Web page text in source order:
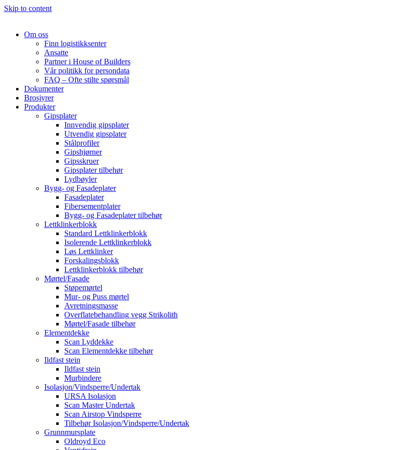
Skip to content
Om oss
Finn logistikksenter
Ansatte
Partner i House of Builders
Vår politikk for persondata
FAQ – Ofte stilte spørsmål
Dokumenter
Brosjyrer
Produkter
Gipsplater
Innvendig gipsplater
Utvendig gipsplater
Stålprofiler
Gipshjørner
Gipsskruer
Gipsplater tilbehør
Lydbøyler
Bygg- og Fasadeplater
Fasadeplater
Fibersementplater
Bygg- og Fasadeplater tilbehør
Lettklinkerblokk
Standard Lettklinkerblokk
Isolerende Lettklinkerblokk
Løs Lettklinker
Forskalingsblokk
Lettklinkerblokk tilbehør
Mørtel/Fasade
Støpemørtel
Mur- og Puss mørtel
Avretningsmasse
Overflatebehandling vegg Strikolith
Mørtel/Fasade tilbehør
Elementdekke
Scan Lyddekke
Scan Elementdekke tilbehør
Ildfast stein
Ildfast stein
Murbindere
Isolasjon/Vindsperre/Undertak
URSA Isolasjon
Scan Master Undertak
Scan Airstop Vindsperre
Tilbehør Isolasjon/Vindsperre/Undertak
Grunnmursplate
Oldroyd Eco